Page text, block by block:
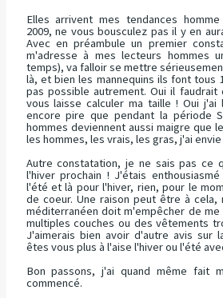
Elles arrivent mes tendances
2009, ne vous bousculez pas il y en
Avec en préambule un premier
m'adresse à mes lecteurs hommes
temps), va falloir se mettre
là, et bien les mannequins ils font tous
pas possible autrement. Oui il
vous laisse calculer ma taille ! Oui
encore pire que pendant la période
hommes deviennent aussi maigre que
les hommes, les vrais, les gras, j'ai
Autre constatation, je ne sais pas ce
l'hiver prochain ! J'étais
l'été et là pour l'hiver, rien, pour le
de coeur. Une raison peut être à
méditerranéen doit m'empêcher de
multiples couches ou des vêtements
J'aimerais bien avoir d'autre avis sur
êtes vous plus à l'aise l'hiver ou l'été
Bon passons, j'ai quand même fait
commencé.